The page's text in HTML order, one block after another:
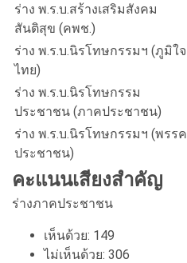
ร่าง พ.ร.บ.สร้างเสริมสังคม
สันติสุข (คพช.)
ร่าง พ.ร.บ.นิรโทษกรรมฯ (ภูมิใจ
ไทย)
ร่าง พ.ร.บ.นิรโทษกรรม
ประชาชน (ภาคประชาชน)
ร่าง พ.ร.บ.นิรโทษกรรมฯ (พรรค
ประชาชน)
คะแนนเสียงสำคัญ
ร่างภาคประชาชน
เห็นด้วย: 149
ไม่เห็นด้วย: 306